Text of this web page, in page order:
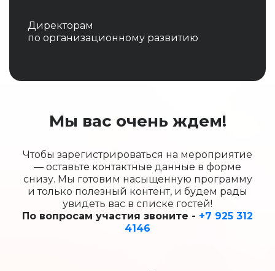
Директорам
по организационному развитию
Мы вас очень ждем!
Чтобы зарегистрироваться на мероприятие
— оставьте контактные данные в форме
снизу. Мы готовим насыщенную программу
и только полезный контент, и будем рады
увидеть вас в списке гостей!
По вопросам участия звоните - +7 925 312
4146